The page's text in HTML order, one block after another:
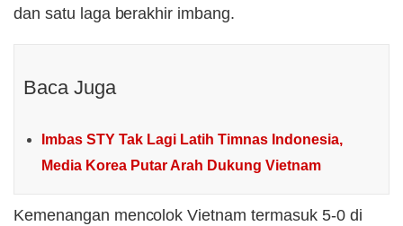
dan satu laga berakhir imbang.
Baca Juga
Imbas STY Tak Lagi Latih Timnas Indonesia,
Media Korea Putar Arah Dukung Vietnam
Kemenangan mencolok Vietnam termasuk 5-0 di